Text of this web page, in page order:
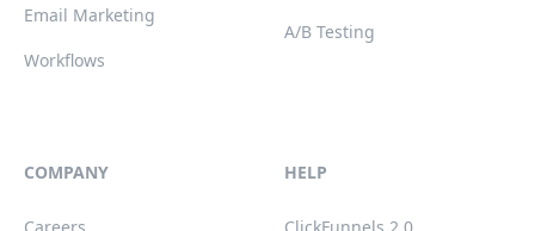
Email Marketing
Workflows
A/B Testing
COMPANY HELP